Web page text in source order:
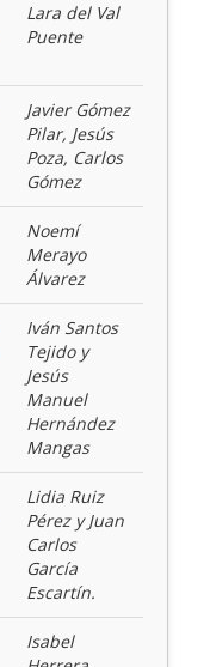
Lara del Val
Puente
Javier Gómez
Pilar, Jesús
Poza, Carlos
Gómez
Noemí
Merayo
Álvarez
Iván Santos
Tejido y
Jesús
Manuel
Hernández
Mangas
Lidia Ruiz
Pérez y Juan
Carlos
García
Escartín.
Isabel